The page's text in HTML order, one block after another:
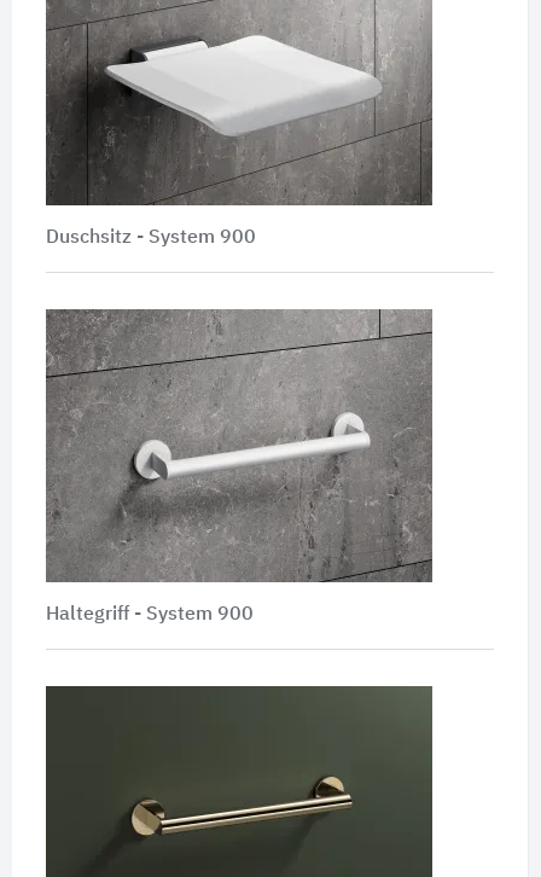
Duschsitz - System 900
Haltegriff - System 900